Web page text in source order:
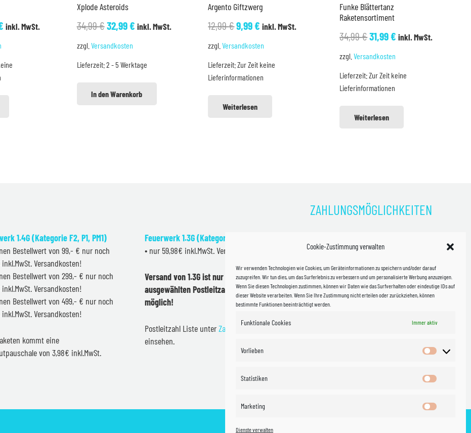
Cookie-Zustimmung verwalten
Wir verwenden Technologien wie Cookies, um Geräteinformationen zu speichern und/oder darauf
zuzugreifen. Wir tun dies, um das Surferlebnis zu verbessern und um personalisierte Werbung anzuzeigen.
Wenn Sie diesen Technologien zustimmen, können wir Daten wie das Surfverhalten oder eindeutige IDs auf
dieser Website verarbeiten. Wenn Sie Ihre Zustimmung nicht erteilen oder zurückziehen, können
bestimmte Funktionen beeinträchtigt werden.
Funktionale Cookies Immer aktiv
Vorlieben Vorlieben
Statistiken
Marketing Marketing
Dienste verwalten
Aktueller
29,99 €.
inkl. MwSt.
Xplode Asteroids
34,99€Ursprünglicher
Preis
34,99 €
32,99€Aktueller
32,99 €.
inkl. MwSt.
zzgl. Versandkosten
Lieferzeit:2 - 5 Werktage
In den Warenkorb
Argento Giftzwerg
12,99€Ursprünglicher
Preis
12,99 €
9,99€Aktueller
9,99 €.
inkl. MwSt.
zzgl.Versandkosten
Lieferzeit:Zur Zeit keine
Lieferinformationen
Weiterlesen
Funke Blättertanz
Raketensortiment
34,99€Ursprünglicher
Preis
34,99 €
31,99€Aktueller
31,99 €.
inkl. MwSt.
zzgl.Versandkosten
Lieferzeit:Zur Zeit keine
Lieferinformationen
Weiterlesen
1.4G (Kategorie F2, P1, PM1)
Bestellwert von 99,- € nur noch
Versandkosten!
Bestellwert von 299,- € nur noch
Versandkosten!
Bestellwert von 499,- € nur noch
Versandkosten!
kommt eine
von 3,98€ inkl.MwSt.
Feuerwerk 1.3G (Kategorie F2)
• nur 59,98€ inkl.MwSt. Versandkosten!
Versand von 1.3G ist nur innerhalb
ausgewählten Postleitzahlen in Sachsen
möglich!
Postleitzahl Liste unterZahlung & Versand
einsehen.
ZAHLUNGSMÖGLICHKEITEN